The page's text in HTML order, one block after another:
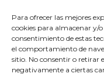
Para ofrecer las mejores
cookies para almacenar y/
consentimiento de estas
el comportamiento de
sitio. No consentir o retirar
negativamente a ciertas
Consejo General de
CGCOM,
Médicas de España
de Sindicatos
de Decanos de